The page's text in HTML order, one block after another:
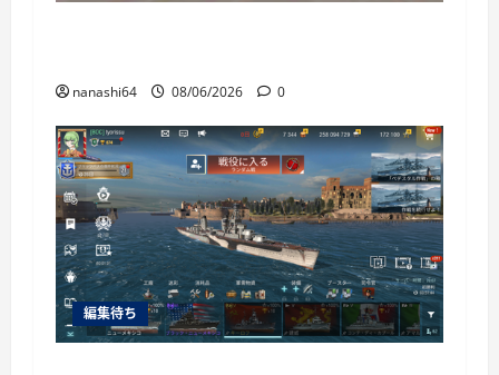
nanashi64 08/06/2026 0
編集待ち